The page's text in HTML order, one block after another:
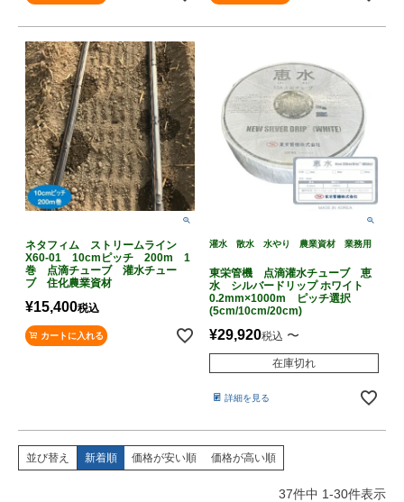
ネタフィム ストリームライン
X60-01 10cmピッチ 200m 1
巻 点滴チューブ 灌水チュー
ブ 住化農業資材
¥15,400税込
カートに入れる
灌水 散水 水やり 農業資材 業務用
東栄管機 点滴灌水チューブ 恵
水 シルバードリップ ホワイト
0.2mm×1000m ピッチ選択
(5cm/10cm/20cm)
¥29,920税込 〜
在庫切れ
詳細を見る
並び替え 新着順 価格が安い順 価格が高い順
37件中 1-30件表示